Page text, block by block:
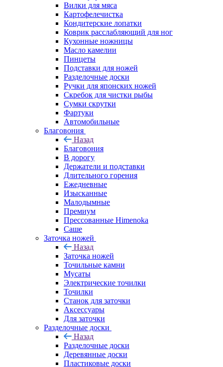
Вилки для мяса
Картофелечистка
Кондитерские лопатки
Коврик расслабляющий для ног
Кухонные ножницы
Масло камелии
Пинцеты
Подставки для ножей
Разделочные доски
Ручки для японских ножей
Скребок для чистки рыбы
Сумки скрутки
Фартуки
Автомобильные
Благовония
Назад
Благовония
В дорогу
Держатели и подставки
Длительного горения
Ежедневные
Изысканные
Малодымные
Премиум
Прессованные Himenoka
Саше
Заточка ножей
Назад
Заточка ножей
Точильные камни
Мусаты
Электрические точилки
Точилки
Станок для заточки
Аксессуары
Для заточки
Разделочные доски
Назад
Разделочные доски
Деревянные доски
Пластиковые доски